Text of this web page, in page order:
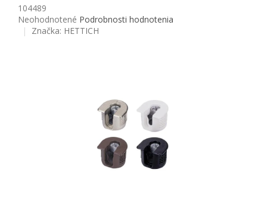
104489
Priemerné hodnotenie produktu je 0,0 z 5 hviezdičiek.
Neohodnotené Podrobnosti hodnotenia
Značka: HETTICH